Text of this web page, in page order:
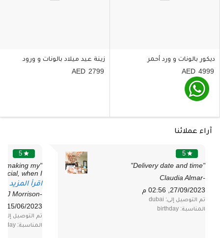
ديكور بالونات و ورد أحمر
4999
زينة عيد ميلاد بالونات و ورود
2799
آراء عملائنا
5 star
"Delivery date and time"
-Claudia Almar
27/09/2023, 02:56 م
تم التوصيل إلى: dubai
المناسبة: birthday
5 star
making my
when I
She was so
happy!!!!! "
اقرأ المزيد
-Juliet J Morrison
15/06/2023, 04:54 م
تم التوصيل إلى: dubai
المناسبة: birthday